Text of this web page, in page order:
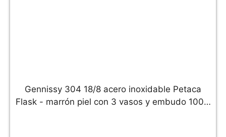
Gennissy 304 18/8 acero inoxidable Petaca
Flask - marrón piel con 3 vasos y embudo 100%